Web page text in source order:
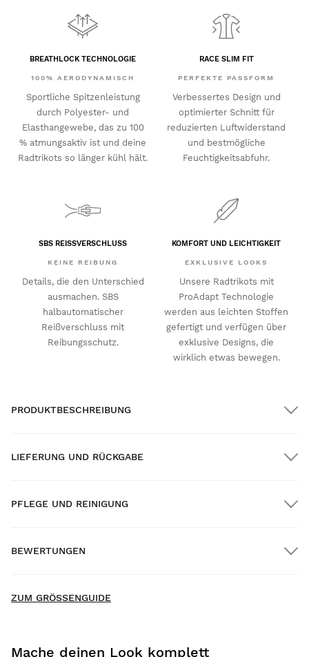
BREATHLOCK TECHNOLOGIE
100% AERODYNAMISCH
Sportliche Spitzenleistung
durch Polyester- und
Elasthangewebe, das zu 100
% atmungsaktiv ist und deine
Radtrikots so länger kühl hält.
RACE SLIM FIT
PERFEKTE PASSFORM
Verbessertes Design und
optimierter Schnitt für
reduzierten Luftwiderstand
und bestmögliche
Feuchtigkeitsabfuhr.
SBS REISSVERSCHLUSS
KEINE REIBUNG
Details, die den Unterschied
ausmachen. SBS
halbautomatischer
Reißverschluss mit
Reibungsschutz.
KOMFORT UND LEICHTIGKEIT
EXKLUSIVE LOOKS
Unsere Radtrikots mit
ProAdapt Technologie
werden aus leichten Stoffen
gefertigt und verfügen über
exklusive Designs, die
wirklich etwas bewegen.
PRODUKTBESCHREIBUNG
LIEFERUNG UND RÜCKGABE
Hauszustellung ab $300.00
PFLEGE UND REINIGUNG
BEWERTUNGEN
gesammelt -
ZUM GRÖSSENGUIDE
Mache deinen Look komplett